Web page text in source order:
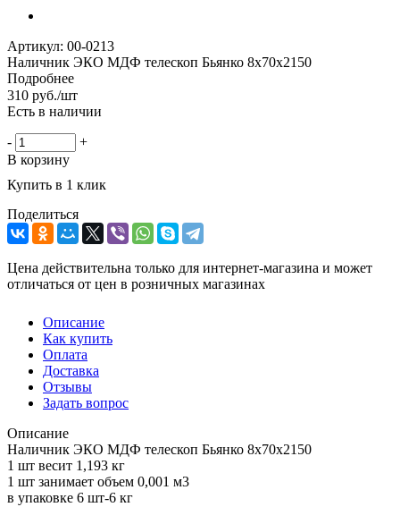
Артикул: 00-0213
Наличник ЭКО МДФ телескоп Бьянко 8х70х2150
Подробнее
310 руб./шт
Есть в наличии
-
+
В корзину
Купить в 1 клик
Поделиться
Цена действительна только для интернет-магазина и может
отличаться от цен в розничных магазинах
Описание
Как купить
Оплата
Доставка
Отзывы
Задать вопрос
Описание
Наличник ЭКО МДФ телескоп Бьянко 8х70х2150
1 шт весит 1,193 кг
1 шт занимает объем 0,001 м3
в упаковке 6 шт-6 кг